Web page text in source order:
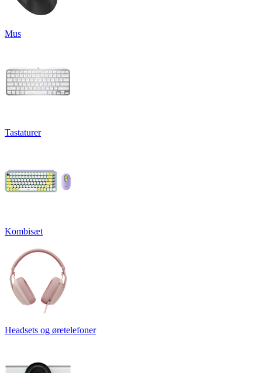
Mus
Tastaturer
Kombisæt
Headsets og øretelefoner